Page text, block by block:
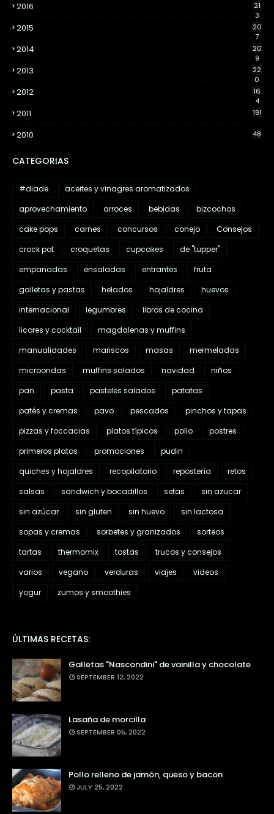
2016
21
3
2015
20
7
2014
20
9
2013
22
0
2012
16
4
2011 191
2010 48
CATEGORIAS
#diade
aceites y vinagres aromatizados
aprovechamiento
arroces bebidas
bizcochos
cake pops
carnes concursos conejo
Consejos
crock pot
croquetas cupcakes
de "tupper"
empanadas
ensaladas entrantes
fruta
galletas y pastas
helados hojaldres
huevos
internacional
legumbres
libros de cocina
licores y cocktail
magdalenas y muffins
manualidades
mariscos masas
mermeladas
microondas
muffins salados navidad
niños
pan
pasta pasteles salados
patatas
patés y cremas
pavo pescados
pinchos y tapas
pizzas y foccacias
platos típicos pollo
postres
primeros platos
promociones
pudin
quiches y hojaldres
recopilatorio repostería
retos
salsas
sandwich y bocadillos setas
sin azucar
sin azúcar
sin gluten sin huevo
sin lactosa
sopas y cremas
sorbetes y granizados
sorteos
tartas
thermomix tostas
trucos y consejos
varios
vegano verduras viajes
videos
yogur
zumos y smoothies
ÚLTIMAS RECETAS:
Galletas "Nascondini" de vainilla y chocolate
SEPTEMBER 12, 2022
Lasaña de morcilla
SEPTEMBER 05, 2022
Pollo relleno de jamón, queso y bacon
JULY 25, 2022